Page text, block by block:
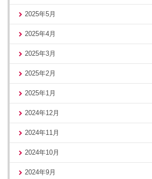
2025年5月
2025年4月
2025年3月
2025年2月
2025年1月
2024年12月
2024年11月
2024年10月
2024年9月